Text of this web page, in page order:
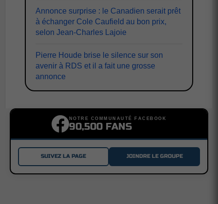
Annonce surprise : le Canadien serait prêt
à échanger Cole Caufield au bon prix,
selon Jean-Charles Lajoie
Pierre Houde brise le silence sur son
avenir à RDS et il a fait une grosse
annonce
NOTRE COMMUNAUTÉ FACEBOOK
90,500 FANS
SUIVEZ LA PAGE JOINDRE LE GROUPE